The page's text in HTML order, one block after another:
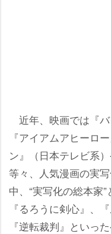
近年、映画では『バ
『アイアムアヒーロ
ン』（日本テレビ系
等々、人気漫画の実
中、“実写化の総本家
『るろうに剣心』、
『逆転裁判』といっ